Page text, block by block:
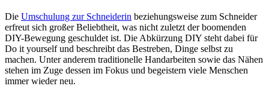
Die Umschulung zur Schneiderin beziehungsweise zum Schneider
erfreut sich großer Beliebtheit, was nicht zuletzt der boomenden
DIY-Bewegung geschuldet ist. Die Abkürzung DIY steht dabei für
Do it yourself und beschreibt das Bestreben, Dinge selbst zu
machen. Unter anderem traditionelle Handarbeiten sowie das Nähen
stehen im Zuge dessen im Fokus und begeistern viele Menschen
immer wieder neu.